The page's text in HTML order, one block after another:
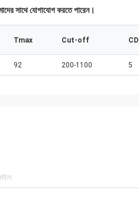
সাথে যোগাযোগ করতে পারেন।
Tmax Cut-off CD
92 200-1100 5